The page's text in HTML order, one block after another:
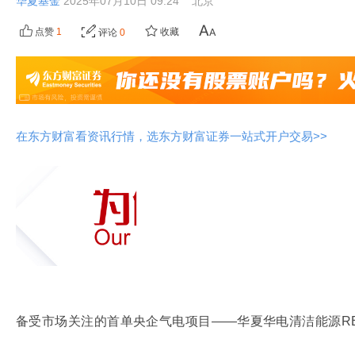
点赞 1 评论 0 收藏
在东方财富看资讯行情，选东方财富证券一站式开户交易>>
备受市场关注的首单央企气电项目——华夏华电清洁能源